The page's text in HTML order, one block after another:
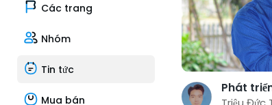
Các trang
Nhóm
Tin tức
Mua bán